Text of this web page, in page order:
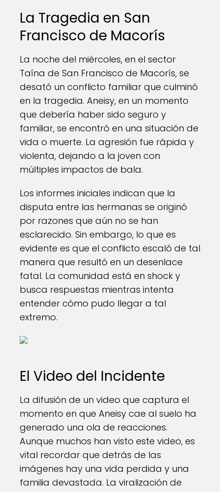
La Tragedia en San
Francisco de Macorís
La noche del miércoles, en el sector
Taína de San Francisco de Macorís, se
desató un conflicto familiar que culminó
en la tragedia. Aneisy, en un momento
que debería haber sido seguro y
familiar, se encontró en una situación de
vida o muerte. La agresión fue rápida y
violenta, dejando a la joven con
múltiples impactos de bala.
Los informes iniciales indican que la
disputa entre las hermanas se originó
por razones que aún no se han
esclarecido. Sin embargo, lo que es
evidente es que el conflicto escaló de tal
manera que resultó en un desenlace
fatal. La comunidad está en shock y
busca respuestas mientras intenta
entender cómo pudo llegar a tal
extremo.
El Video del Incidente
La difusión de un video que captura el
momento en que Aneisy cae al suelo ha
generado una ola de reacciones.
Aunque muchos han visto este video, es
vital recordar que detrás de las
imágenes hay una vida perdida y una
familia devastada. La viralización de